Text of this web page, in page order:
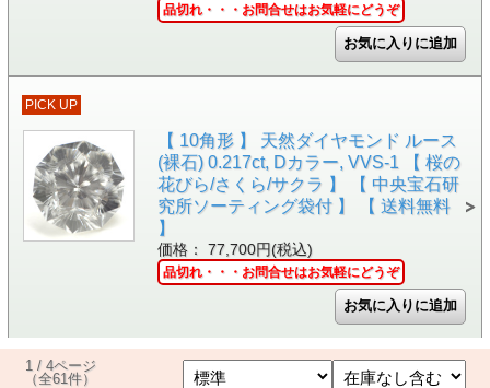
品切れ・・・お問合せはお気軽にどうぞ
PICK UP
【 10角形 】 天然ダイヤモンド ルース
(裸石) 0.217ct, Dカラー, VVS-1 【 桜の
花びら/さくら/サクラ 】 【 中央宝石研
究所ソーティング袋付 】 【 送料無料
】
価格： 77,700円(税込)
品切れ・・・お問合せはお気軽にどうぞ
1 / 4ページ
（全61件）